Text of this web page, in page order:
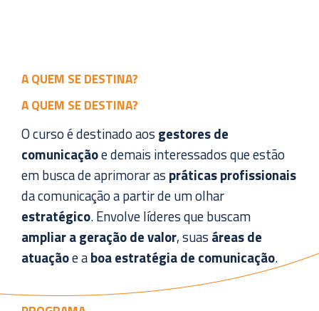
A QUEM SE DESTINA?
A QUEM SE DESTINA?
O curso é destinado aos gestores de
comunicaçãoe demais interessados que estão
em busca de aprimorar as práticas profissionais
da comunicação a partir de um olhar
estratégico. Envolve líderes que buscam
ampliar a geração de valor, suas áreas de
atuaçãoe aboa estratégia de comunicação.